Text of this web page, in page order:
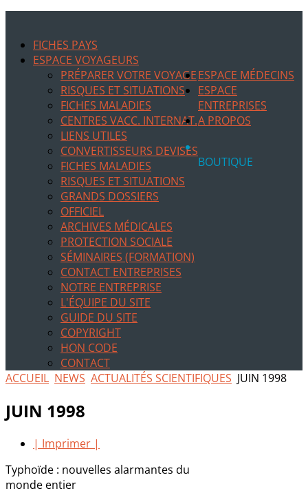
FICHES PAYS
ESPACE VOYAGEURS
PRÉPARER VOTRE VOYAGE
RISQUES ET SITUATIONS
FICHES MALADIES
CENTRES VACC. INTERNAT.
LIENS UTILES
CONVERTISSEURS DEVISES
ESPACE MÉDECINS
FICHES MALADIES
RISQUES ET SITUATIONS
GRANDS DOSSIERS
OFFICIEL
ARCHIVES MÉDICALES
ESPACE
ENTREPRISES
PROTECTION SOCIALE
SÉMINAIRES (FORMATION)
CONTACT ENTREPRISES
A PROPOS
NOTRE ENTREPRISE
L'ÉQUIPE DU SITE
GUIDE DU SITE
COPYRIGHT
HON CODE
CONTACT
BOUTIQUE
ACCUEIL NEWS ACTUALITÉS SCIENTIFIQUES JUIN 1998
JUIN 1998
| Imprimer |
Typhoïde : nouvelles alarmantes du
monde entier